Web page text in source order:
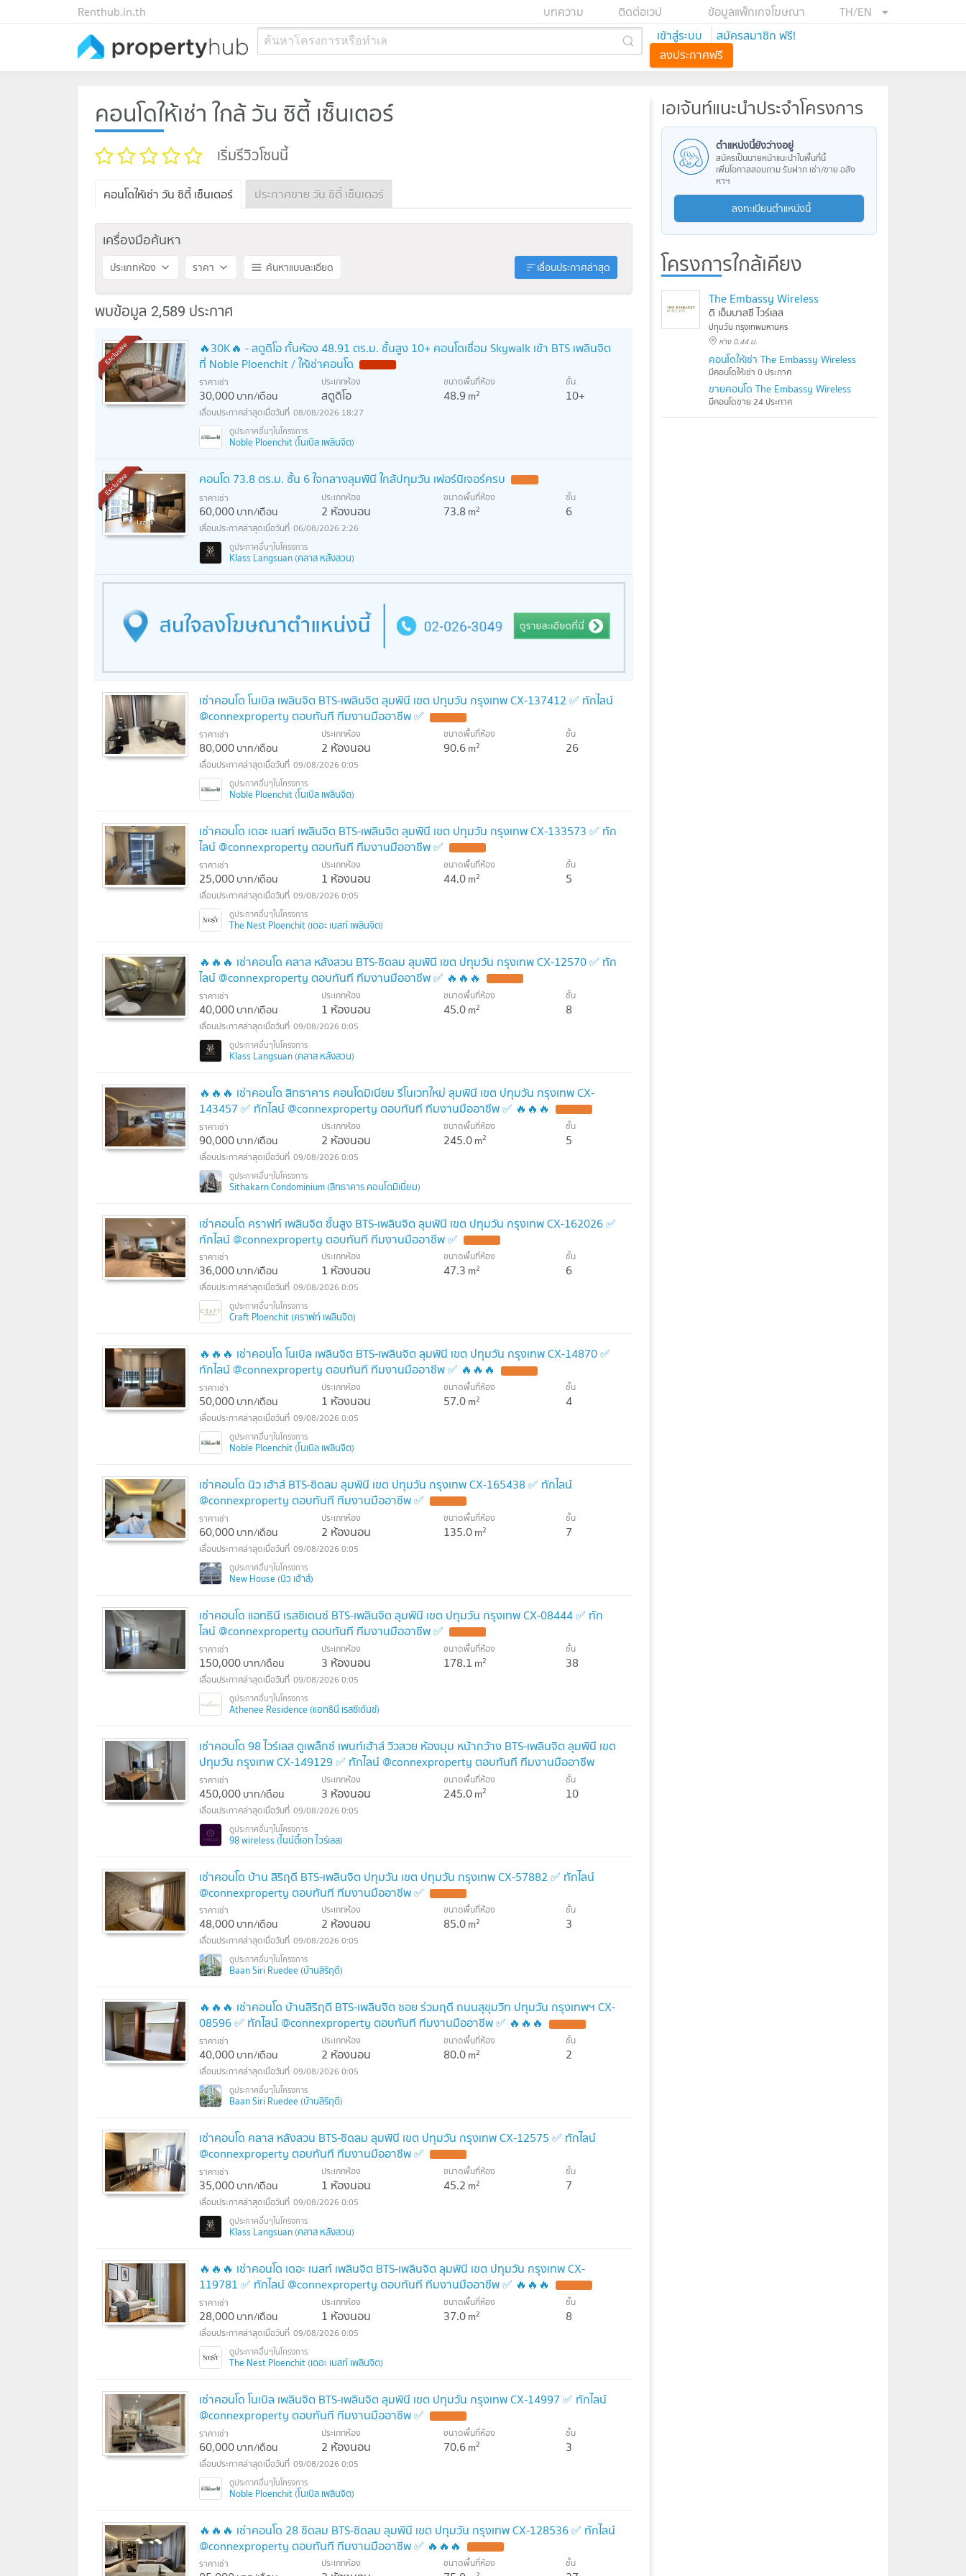
TH/EN
ข้อมูลแพ็กเกจโฆษณา
ติดต่อเวป
บทความ
Renthub.in.th
ค้นหาโครงการหรือทำเล เข้าสู่ระบบ
สมัครสมาชิก ฟรี!
ลงประกาศฟรี
คอนโดให้เช่า ใกล้ วัน ซิตี้ เซ็นเตอร์
เริ่มรีวิวโซนนี้
คอนโดให้เช่า วัน ซิตี้ เซ็นเตอร์ ประกาศขาย วัน ซิตี้ เซ็นเตอร์
เครื่องมือค้นหา
ประเภทห้อง ราคา ค้นหาแบบละเอียด เลื่อนประกาศล่าสุด
พบข้อมูล 2,589 ประกาศ
Exclusive
🔥30K🔥 - สตูดิโอ กั้นห้อง 48.91 ตร.ม. ชั้นสูง 10+ คอนโดเชื่อม Skywalk เข้า BTS เพลินจิต
ที่ Noble Ploenchit / ให้เช่าคอนโด
ราคาเช่า
30,000บาท/เดือน
ประเภทห้อง
สตูดิโอ
ขนาดพื้นที่ห้อง
48.9m2
ชั้น
10+
08/08/2026 18:27
Noble Ploenchit (โนเบิล เพลินจิต)
Exclusive คอนโด 73.8 ตร.ม. ชั้น 6 ใจกลางลุมพินี ใกล้ปทุมวัน เฟอร์นิเจอร์ครบ
ราคาเช่า
60,000บาท/เดือน
ประเภทห้อง
2 ห้องนอน
ขนาดพื้นที่ห้อง
73.8 m2
ชั้น
6
06/08/2026 2:26
Klass Langsuan (คลาส หลังสวน)
เช่าคอนโด โนเบิล เพลินจิต BTS-เพลินจิต ลุมพินี เขต ปทุมวัน กรุงเทพ CX-137412 ✅ ทักไลน์
@connexproperty ตอบทันที ทีมงานมืออาชีพ ✅
ราคาเช่า
80,000บาท/เดือน
ประเภทห้อง
2 ห้องนอน
ขนาดพื้นที่ห้อง
90.6m2
ชั้น
26
09/08/2026 0:05
Noble Ploenchit (โนเบิล เพลินจิต)
เช่าคอนโด เดอะ เนสท์ เพลินจิต BTS-เพลินจิต ลุมพินี เขต ปทุมวัน กรุงเทพ CX-133573 ✅ ทัก
ไลน์ @connexproperty ตอบทันที ทีมงานมืออาชีพ ✅
ราคาเช่า
25,000บาท/เดือน
ประเภทห้อง
1 ห้องนอน
ขนาดพื้นที่ห้อง
44.0m2
ชั้น
5
09/08/2026 0:05
The Nest Ploenchit (เดอะ เนสท์ เพลินจิต)
🔥🔥🔥 เช่าคอนโด คลาส หลังสวน BTS-ชิดลม ลุมพินี เขต ปทุมวัน กรุงเทพ CX-12570 ✅ ทัก
ไลน์ @connexproperty ตอบทันที ทีมงานมืออาชีพ ✅ 🔥🔥🔥
ราคาเช่า
40,000บาท/เดือน
ประเภทห้อง
1 ห้องนอน
ขนาดพื้นที่ห้อง
45.0m2
ชั้น
8
09/08/2026 0:05
Klass Langsuan (คลาส หลังสวน)
🔥🔥🔥 เช่าคอนโด สิทธาคาร คอนโดมิเนียม รีโนเวทใหม่ ลุมพินี เขต ปทุมวัน กรุงเทพ CX-
143457 ✅ ทักไลน์ @connexproperty ตอบทันที ทีมงานมืออาชีพ ✅ 🔥🔥🔥
ราคาเช่า
90,000บาท/เดือน
ประเภทห้อง
2 ห้องนอน
ขนาดพื้นที่ห้อง
245.0m2
ชั้น
5
09/08/2026 0:05
Sithakarn Condominium (สิทธาคาร คอนโดมิเนี่ยม)
เช่าคอนโด คราฟท์ เพลินจิต ชั้นสูง BTS-เพลินจิต ลุมพินี เขต ปทุมวัน กรุงเทพ CX-162026 ✅
ทักไลน์ @connexproperty ตอบทันที ทีมงานมืออาชีพ ✅
ราคาเช่า
36,000บาท/เดือน
ประเภทห้อง
1 ห้องนอน
ขนาดพื้นที่ห้อง
47.3 m2
ชั้น
6
09/08/2026 0:05
Craft Ploenchit (คราฟท์ เพลินจิต)
🔥🔥🔥 เช่าคอนโด โนเบิล เพลินจิต BTS-เพลินจิต ลุมพินี เขต ปทุมวัน กรุงเทพ CX-14870 ✅
ทักไลน์ @connexproperty ตอบทันที ทีมงานมืออาชีพ ✅ 🔥🔥🔥
ราคาเช่า
50,000บาท/เดือน
ประเภทห้อง
1 ห้องนอน
ขนาดพื้นที่ห้อง
57.0m2
ชั้น
4
09/08/2026 0:05
Noble Ploenchit (โนเบิล เพลินจิต)
เช่าคอนโด นิว เฮ้าส์ BTS-ชิดลม ลุมพินี เขต ปทุมวัน กรุงเทพ CX-165438 ✅ ทักไลน์
@connexproperty ตอบทันที ทีมงานมืออาชีพ ✅
ราคาเช่า
60,000บาท/เดือน
ประเภทห้อง
2 ห้องนอน
ขนาดพื้นที่ห้อง
135.0m2
ชั้น
7
09/08/2026 0:05
New House (นิว เฮ้าส์)
เช่าคอนโด แอทธินี เรสซิเดนซ์ BTS-เพลินจิต ลุมพินี เขต ปทุมวัน กรุงเทพ CX-08444 ✅ ทัก
ไลน์ @connexproperty ตอบทันที ทีมงานมืออาชีพ ✅
ราคาเช่า
150,000บาท/เดือน
ประเภทห้อง
3 ห้องนอน
ขนาดพื้นที่ห้อง
178.1 m2
ชั้น
38
09/08/2026 0:05
Athenee Residence (แอทธินี เรสซิเด้นซ์)
เช่าคอนโด 98 ไวร์เลส ดูเพล็กซ์ เพนท์เฮ้าส์ วิวสวย ห้องมุม หน้ากว้าง BTS-เพลินจิต ลุมพินี เขต
ปทุมวัน กรุงเทพ CX-149129 ✅ ทักไลน์ @connexproperty ตอบทันที ทีมงานมืออาชีพ
✅
ราคาเช่า
450,000บาท/เดือน
ประเภทห้อง
3 ห้องนอน
ขนาดพื้นที่ห้อง
245.0m2
ชั้น
10
09/08/2026 0:05
98 wireless (ไนน์ตี้เอท ไวร์เลส)
เช่าคอนโด บ้าน สิริฤดี BTS-เพลินจิต ปทุมวัน เขต ปทุมวัน กรุงเทพ CX-57882 ✅ ทักไลน์
@connexproperty ตอบทันที ทีมงานมืออาชีพ ✅
ราคาเช่า
48,000บาท/เดือน
ประเภทห้อง
2 ห้องนอน
ขนาดพื้นที่ห้อง
85.0m2
ชั้น
3
09/08/2026 0:05
Baan Siri Ruedee (บ้านสิริฤดี)
🔥🔥🔥 เช่าคอนโด บ้านสิริฤดี BTS-เพลินจิต ซอย ร่วมฤดี ถนนสุขุมวิท ปทุมวัน กรุงเทพฯ CX-
08596 ✅ ทักไลน์ @connexproperty ตอบทันที ทีมงานมืออาชีพ ✅ 🔥🔥🔥
ราคาเช่า
40,000บาท/เดือน
ประเภทห้อง
2 ห้องนอน
ขนาดพื้นที่ห้อง
80.0m2
ชั้น
2
09/08/2026 0:05
Baan Siri Ruedee (บ้านสิริฤดี)
เช่าคอนโด คลาส หลังสวน BTS-ชิดลม ลุมพินี เขต ปทุมวัน กรุงเทพ CX-12575 ✅ ทักไลน์
@connexproperty ตอบทันที ทีมงานมืออาชีพ ✅
ราคาเช่า
35,000บาท/เดือน
ประเภทห้อง
1 ห้องนอน
ขนาดพื้นที่ห้อง
45.2 m2
ชั้น
7
09/08/2026 0:05
Klass Langsuan (คลาส หลังสวน)
🔥🔥🔥 เช่าคอนโด เดอะ เนสท์ เพลินจิต BTS-เพลินจิต ลุมพินี เขต ปทุมวัน กรุงเทพ CX-
119781 ✅ ทักไลน์ @connexproperty ตอบทันที ทีมงานมืออาชีพ ✅ 🔥🔥🔥
ราคาเช่า
28,000บาท/เดือน
ประเภทห้อง
1 ห้องนอน
ขนาดพื้นที่ห้อง
37.0m2
ชั้น
8
09/08/2026 0:05
The Nest Ploenchit (เดอะ เนสท์ เพลินจิต)
เช่าคอนโด โนเบิล เพลินจิต BTS-เพลินจิต ลุมพินี เขต ปทุมวัน กรุงเทพ CX-14997 ✅ ทักไลน์
@connexproperty ตอบทันที ทีมงานมืออาชีพ ✅
ราคาเช่า
60,000บาท/เดือน
ประเภทห้อง
2 ห้องนอน
ขนาดพื้นที่ห้อง
70.6m2
ชั้น
3
09/08/2026 0:05
Noble Ploenchit (โนเบิล เพลินจิต)
🔥🔥🔥 เช่าคอนโด 28 ชิดลม BTS-ชิดลม ลุมพินี เขต ปทุมวัน กรุงเทพ CX-128536 ✅ ทักไลน์
@connexproperty ตอบทันที ทีมงานมืออาชีพ ✅ 🔥🔥🔥
ราคาเช่า ประเภทห้อง ขนาดพื้นที่ห้อง ชั้น
เอเจ้นท์แนะนำประจำโครงการ
ตำแหน่งนี้ยังว่างอยู่
สมัครเป็นนายหน้าแนะนำในพื้นที่นี้
เพิ่มโอกาสสอบถาม รับฝาก เช่า/ขาย อสัง
หาฯ
ลงทะเบียนตำแหน่งนี้
โครงการใกล้เคียง
The Embassy Wireless
ดิ เอ็มบาสซี ไวร์เลส
ปทุมวัน กรุงเทพมหานคร
ห่าง 0.44 ม.
คอนโดให้เช่า The Embassy Wireless
มีคอนโดให้เช่า 0 ประกาศ
ขายคอนโด The Embassy Wireless
มีคอนโดขาย 24 ประกาศ